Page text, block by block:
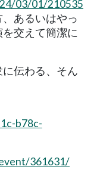
03/01/210535
あるいはやっ
交えて簡潔に
伝わる、そん
b78c-
361631/